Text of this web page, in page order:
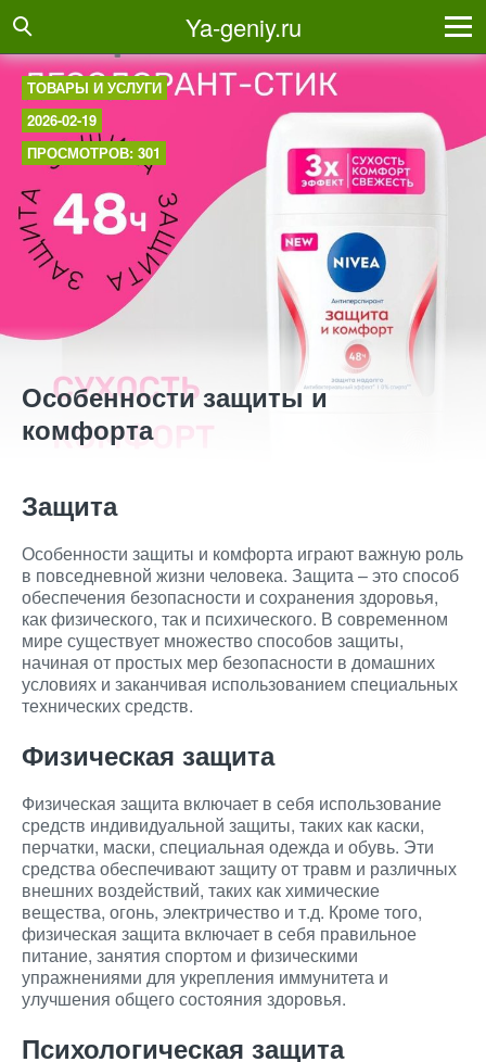
Ya-geniy.ru
ТОВАРЫ И УСЛУГИ
2026-02-19
ПРОСМОТРОВ: 301
Особенности защиты и
комфорта
Защита
Особенности защиты и комфорта играют важную роль
в повседневной жизни человека. Защита – это способ
обеспечения безопасности и сохранения здоровья,
как физического, так и психического. В современном
мире существует множество способов защиты,
начиная от простых мер безопасности в домашних
условиях и заканчивая использованием специальных
технических средств.
Физическая защита
Физическая защита включает в себя использование
средств индивидуальной защиты, таких как каски,
перчатки, маски, специальная одежда и обувь. Эти
средства обеспечивают защиту от травм и различных
внешних воздействий, таких как химические
вещества, огонь, электричество и т.д. Кроме того,
физическая защита включает в себя правильное
питание, занятия спортом и физическими
упражнениями для укрепления иммунитета и
улучшения общего состояния здоровья.
Психологическая защита